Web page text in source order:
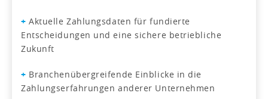
+Aktuelle Zahlungsdaten für fundierte
Entscheidungen und eine sichere betriebliche
Zukunft
+ Branchenübergreifende Einblicke in die
Zahlungserfahrungen anderer Unternehmen